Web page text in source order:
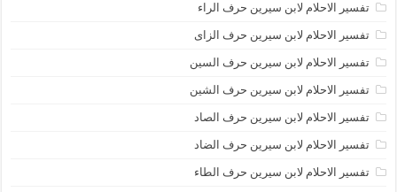
تفسير الاحلام لابن سيرين حرف الراء
تفسير الاحلام لابن سيرين حرف الزاى
تفسير الاحلام لابن سيرين حرف السين
تفسير الاحلام لابن سيرين حرف الشين
تفسير الاحلام لابن سيرين حرف الصاد
تفسير الاحلام لابن سيرين حرف الضاد
تفسير الاحلام لابن سيرين حرف الطاء